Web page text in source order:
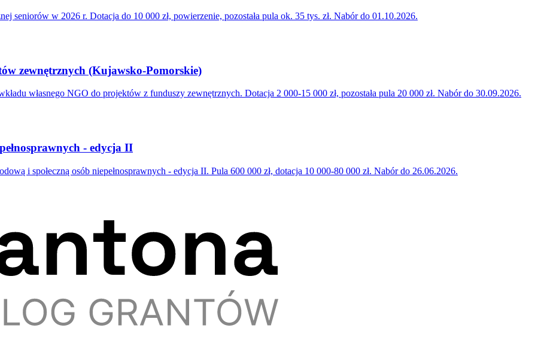
seniorów w 2026 r. Dotacja do 10 000 zł, powierzenie, pozostała pula ok. 35 tys. zł. Nabór do 01.10.2026.
zewnętrznych (Kujawsko-Pomorskie)
własnego NGO do projektów z funduszy zewnętrznych. Dotacja 2 000-15 000 zł, pozostała pula 20 000 zł. Nabór do 30.09.2026.
- edycja II
i społeczną osób niepełnosprawnych - edycja II. Pula 600 000 zł, dotacja 10 000-80 000 zł. Nabór do 26.06.2026.